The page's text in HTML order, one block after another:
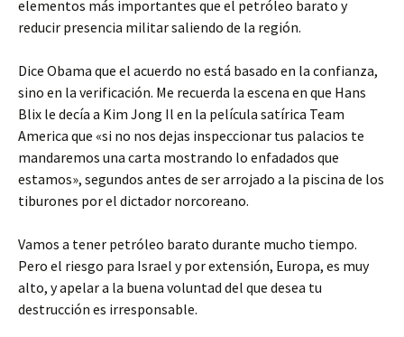
elementos más importantes que el petróleo barato y
reducir presencia militar saliendo de la región.
Dice Obama que el acuerdo no está basado en la confianza,
sino en la verificación. Me recuerda la escena en que Hans
Blix le decía a Kim Jong Il en la película satírica Team
America que «si no nos dejas inspeccionar tus palacios te
mandaremos una carta mostrando lo enfadados que
estamos», segundos antes de ser arrojado a la piscina de los
tiburones por el dictador norcoreano.
Vamos a tener petróleo barato durante mucho tiempo.
Pero el riesgo para Israel y por extensión, Europa, es muy
alto, y apelar a la buena voluntad del que desea tu
destrucción es irresponsable.